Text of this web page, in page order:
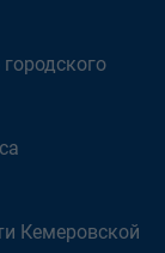
Кемеровской